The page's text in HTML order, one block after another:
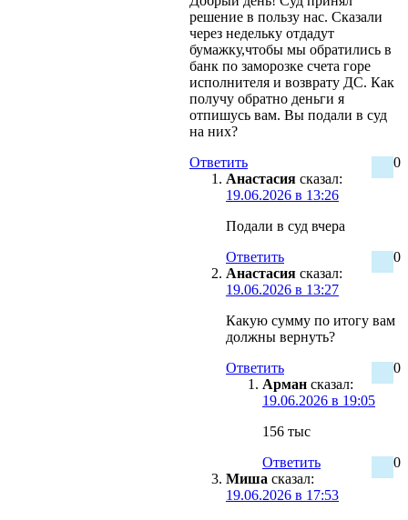
решение в пользу нас. Сказали
через недельку отдадут
бумажку,чтобы мы обратились в
банк по заморозке счета горе
исполнителя и возврату ДС. Как
получу обратно деньги я
отпишусь вам. Вы подали в суд
на них?
0
Ответить
Анастасия сказал:
19.06.2026 в 13:26
Подали в суд вчера
0
Ответить
Анастасия сказал:
19.06.2026 в 13:27
Какую сумму по итогу вам
должны вернуть?
0
Ответить
Арман сказал:
19.06.2026 в 19:05
156 тыс
0
Ответить
Миша сказал:
19.06.2026 в 17:53